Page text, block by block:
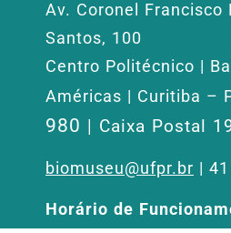
Av. Coronel Francisco
Santos, 100
Centro Politécnico |
Américas | Curitiba –
980 | Caixa Postal
biomuseu@ufpr.br |
Horário de